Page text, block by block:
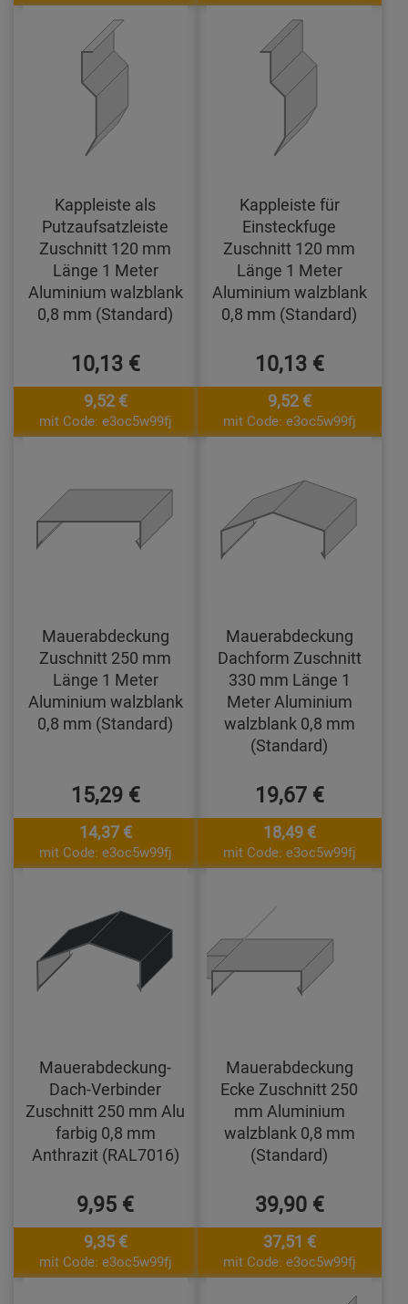
Kappleiste als
Putzaufsatzleiste
Zuschnitt 120 mm
Länge 1 Meter
Aluminium walzblank
0,8 mm (Standard)
10,13 €
9,52 €
mit Code: e3oc5w99fj
Kappleiste für
Einsteckfuge
Zuschnitt 120 mm
Länge 1 Meter
Aluminium walzblank
0,8 mm (Standard)
10,13 €
9,52 €
mit Code: e3oc5w99fj
Mauerabdeckung
Zuschnitt 250 mm
Länge 1 Meter
Aluminium walzblank
0,8 mm (Standard)
15,29 €
14,37 €
mit Code: e3oc5w99fj
Mauerabdeckung
Dachform Zuschnitt
330 mm Länge 1
Meter Aluminium
walzblank 0,8 mm
(Standard)
19,67 €
18,49 €
mit Code: e3oc5w99fj
Mauerabdeckung-
Dach-Verbinder
Zuschnitt 250 mm Alu
farbig 0,8 mm
Anthrazit (RAL7016)
9,95 €
9,35 €
mit Code: e3oc5w99fj
Mauerabdeckung
Ecke Zuschnitt 250
mm Aluminium
walzblank 0,8 mm
(Standard)
39,90 €
37,51 €
mit Code: e3oc5w99fj